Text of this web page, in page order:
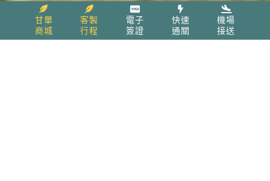
甘單
商城
客製
行程
電子
簽證
快速
通關
機場
接送